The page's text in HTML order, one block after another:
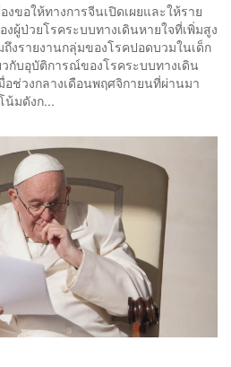
งขอให้ทางการจีนเปิดเผยและให้ราย
ผู้ป่วยโรคระบบทางเดินหายใจที่เพิ่มสูง
รายงานกลุ่มของโรคปอดบวมในเด็ก
กับอุบัติการณ์ของโรคระบบทางเดิน
ช่วงกลางเดือนพฤศจิกายนที่ผ่านมา
น้มดังก...